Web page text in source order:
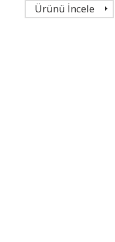
Ürünü İncele